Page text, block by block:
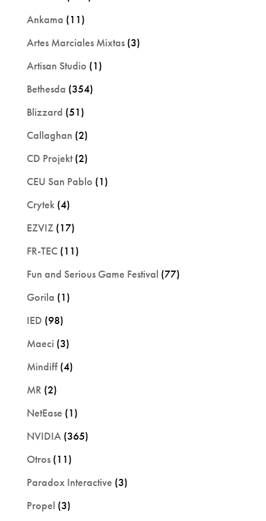
Ankama (11)
Artes Marciales Mixtas(3)
Artisan Studio (1)
Bethesda (354)
Blizzard (51)
Callaghan (2)
CD Projekt(2)
CEU San Pablo (1)
Crytek(4)
EZVIZ(17)
FR-TEC(11)
Fun and Serious Game Festival (77)
Gorila (1)
IED (98)
Maeci (3)
Mindiff(4)
MR (2)
NetEase (1)
NVIDIA(365)
Otros(11)
Paradox Interactive (3)
Propel (3)